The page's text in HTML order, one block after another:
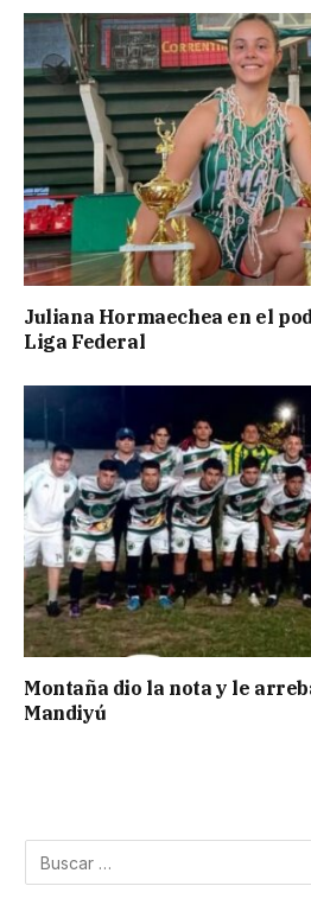
Juliana Hormaechea en el
Liga Federal
Montaña dio la nota y le
Mandiyú